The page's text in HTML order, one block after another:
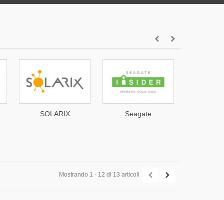
Seagate
Shelly Italia
Mostrando 1 - 12 di 13 articoli